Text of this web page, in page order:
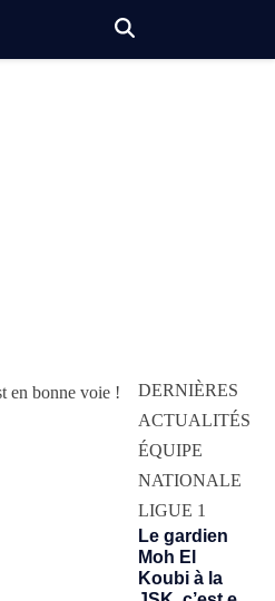
DERNIÈRES
ACTUALITÉS
ÉQUIPE
NATIONALE
LIGUE 1
Le gardien
Moh El
Koubi à la